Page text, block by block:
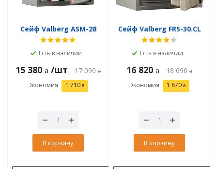
Сейф Valberg ASM-28
Есть в наличии
15 380 /шт 17 090
Экономия 1 710
В корзину
Сейф Valberg FRS-30.CL
Есть в наличии
16 820 18 690
Экономия 1 870
В корзину